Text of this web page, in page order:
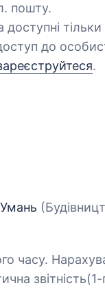
пошту.
доступні
до
.
часу.